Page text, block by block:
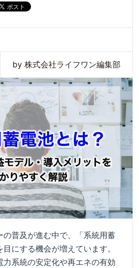
by 株式会社ライフワン編集部
の普及が進む中で、「系統用蓄
にする機会が増えています。
力系統の安定化や再エネの有効